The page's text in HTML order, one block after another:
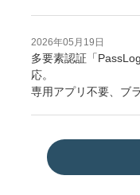
2026年05月19日
多要素認証「
応。
専用アプリ不要、ブ